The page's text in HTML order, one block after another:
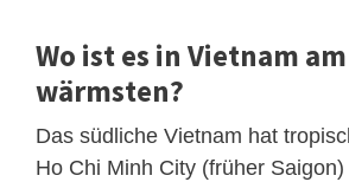
Wo ist es in Vietnam am
wärmsten?
Das südliche Vietnam hat
Ho Chi Minh City (früher